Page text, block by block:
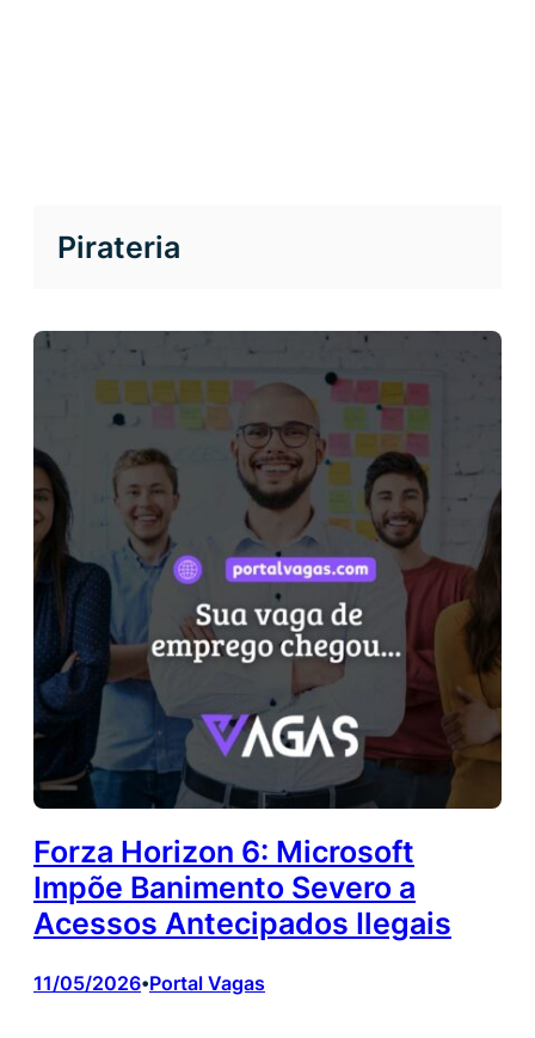
Pirateria
Forza Horizon 6: Microsoft
Impõe Banimento Severo a
Acessos Antecipados Ilegais
11/05/2026•Portal Vagas